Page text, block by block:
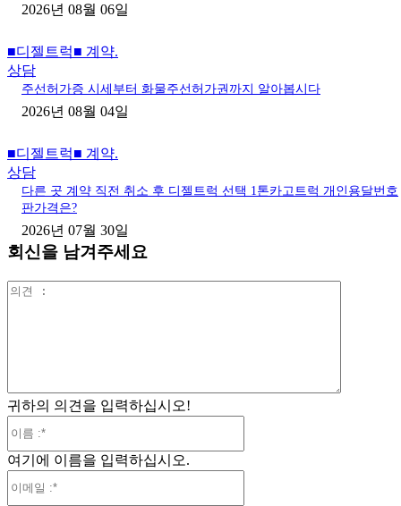
2026년 08월 06일
■디젤트럭■ 계약.
상담
주선허가증 시세부터 화물주선허가권까지 알아봅시다
2026년 08월 04일
■디젤트럭■ 계약.
상담
다른 곳 계약 직전 취소 후 디젤트럭 선택 1톤카고트럭 개인용달번호
판가격은?
2026년 07월 30일
회신을 남겨주세요
귀하의 의견을 입력하십시오!
여기에 이름을 입력하십시오.